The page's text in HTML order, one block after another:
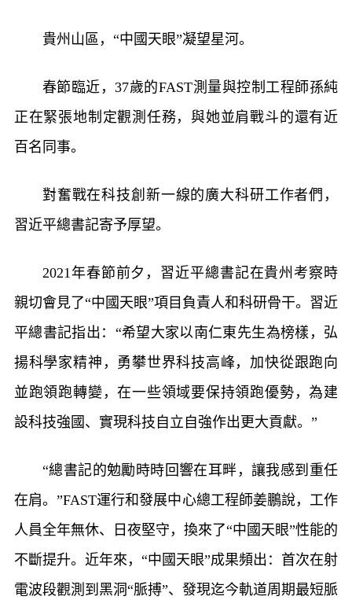
貴州山區，“中國天眼”凝望星河。
春節臨近，37歲的FAST測量與控制工程師孫純
正在緊張地制定觀測任務，與她並肩戰斗的還有近
百名同事。
對奮戰在科技創新一線的廣大科研工作者們，
習近平總書記寄予厚望。
2021年春節前夕，習近平總書記在貴州考察時
親切會見了“中國天眼”項目負責人和科研骨干。習近
平總書記指出：“希望大家以南仁東先生為榜樣，弘
揚科學家精神，勇攀世界科技高峰，加快從跟跑向
並跑領跑轉變，在一些領域要保持領跑優勢，為建
設科技強國、實現科技自立自強作出更大貢獻。”
“總書記的勉勵時時回響在耳畔，讓我感到重任
在肩。”FAST運行和發展中心總工程師姜鵬說，工作
人員全年無休、日夜堅守，換來了“中國天眼”性能的
不斷提升。近年來，“中國天眼”成果頻出：首次在射
電波段觀測到黑洞“脈搏”、發現迄今軌道周期最短脈